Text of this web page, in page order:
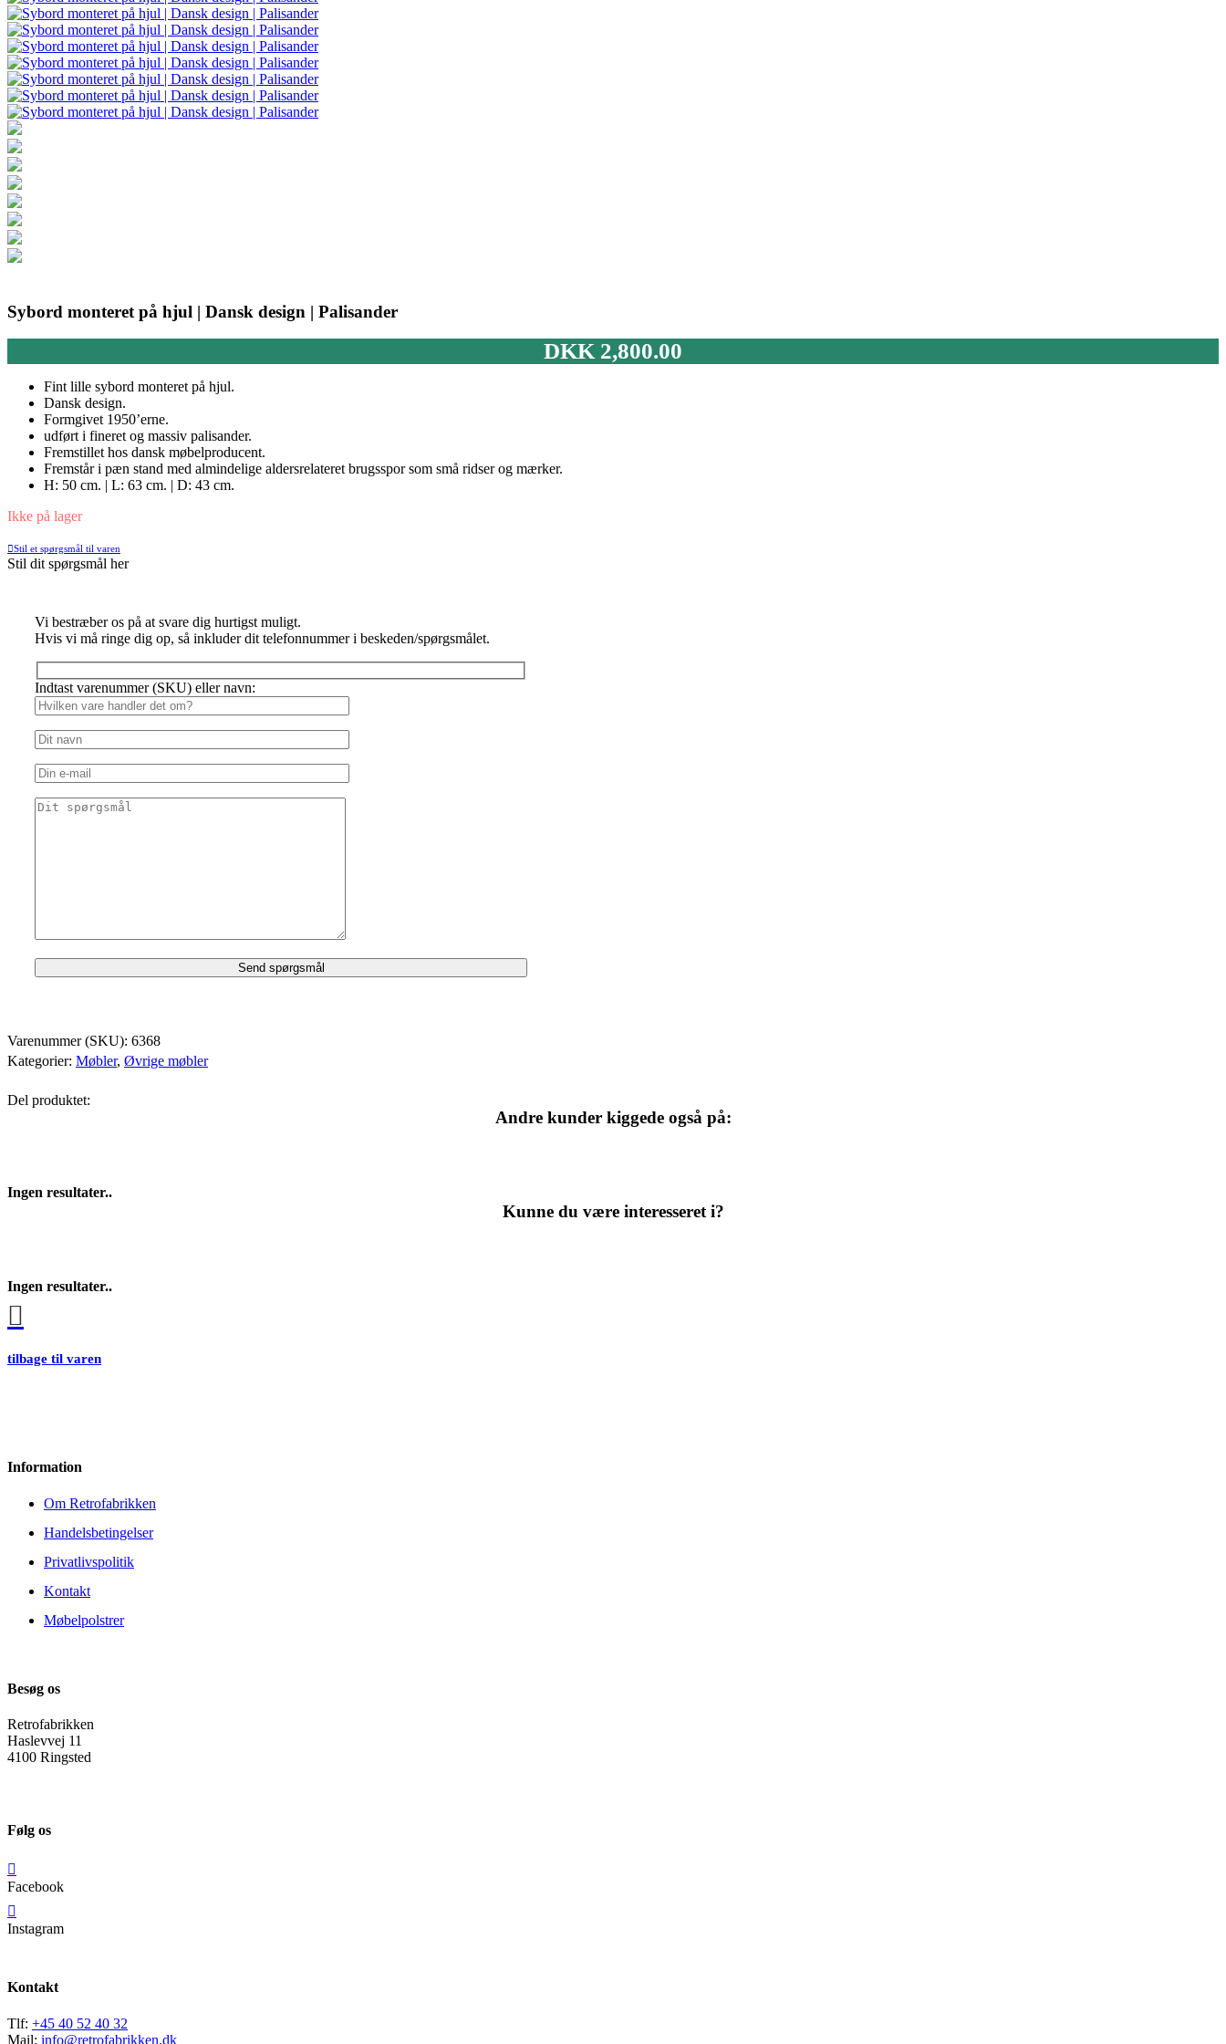
Sybord monteret på hjul | Dansk design | Palisander
DKK2,800.00
Fint lille sybord monteret på hjul.
Dansk design.
Formgivet 1950’erne.
udført i fineret og massiv palisander.
Fremstillet hos dansk møbelproducent.
Fremstår i pæn stand med almindelige aldersrelateret brugsspor som små ridser og mærker.
H: 50 cm. | L: 63 cm. | D: 43 cm.
Ikke på lager
Stil et spørgsmål til varen
Stil dit spørgsmål her
Vi bestræber os på at svare dig hurtigst muligt.
Hvis vi må ringe dig op, så inkluder dit telefonnummer i beskeden/spørgsmålet.
Indtast varenummer (SKU) eller navn:
Varenummer (SKU): 6368
Kategorier: Møbler, Øvrige møbler
Del produktet:
Andre kunder kiggede også på:
Ingen resultater..
Kunne du være interesseret i?
Ingen resultater..
tilbage til varen
Information
Om Retrofabrikken
Handelsbetingelser
Privatlivspolitik
Kontakt
Møbelpolstrer
Besøg os
Retrofabrikken
Haslevvej 11
4100 Ringsted
Følg os
Facebook
Instagram
Kontakt
Tlf: +45 40 52 40 32
Mail: info@retrofabrikken.dk